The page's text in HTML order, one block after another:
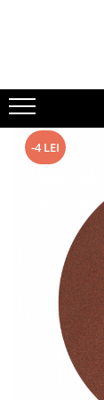
Toate
Vehicule
Atv
Cu permis
Masini
Motocross
Piese de
Scutere
Scutere pe
Tricicluri
Tricicluri
Trotinete
-4 LEI